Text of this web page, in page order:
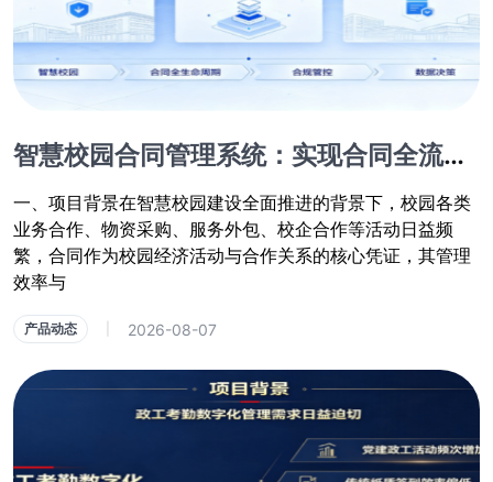
智慧校园合同管理系统：实现合同全流程数字化闭环管控
一、项目背景在智慧校园建设全面推进的背景下，校园各类
业务合作、物资采购、服务外包、校企合作等活动日益频
繁，合同作为校园经济活动与合作关系的核心凭证，其管理
效率与
产品动态 2026-08-07